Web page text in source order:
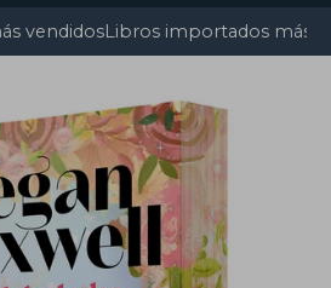
vendidosLibros importados más